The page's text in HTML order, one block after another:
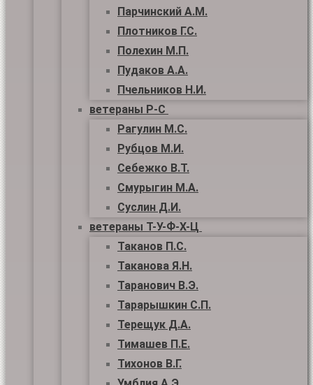
Парчинский А.М.
Плотников Г.С.
Полехин М.П.
Пудаков А.А.
Пчельников Н.И.
ветераны Р-С
Рагулин М.С.
Рубцов М.И.
Себежко В.Т.
Смурыгин М.А.
Суслин Д.И.
ветераны Т-У-Ф-Х-Ц
Таканов П.С.
Таканова Я.Н.
Таранович В.Э.
Тарарышкин С.П.
Терещук Д.А.
Тимашев П.Е.
Тихонов В.Г.